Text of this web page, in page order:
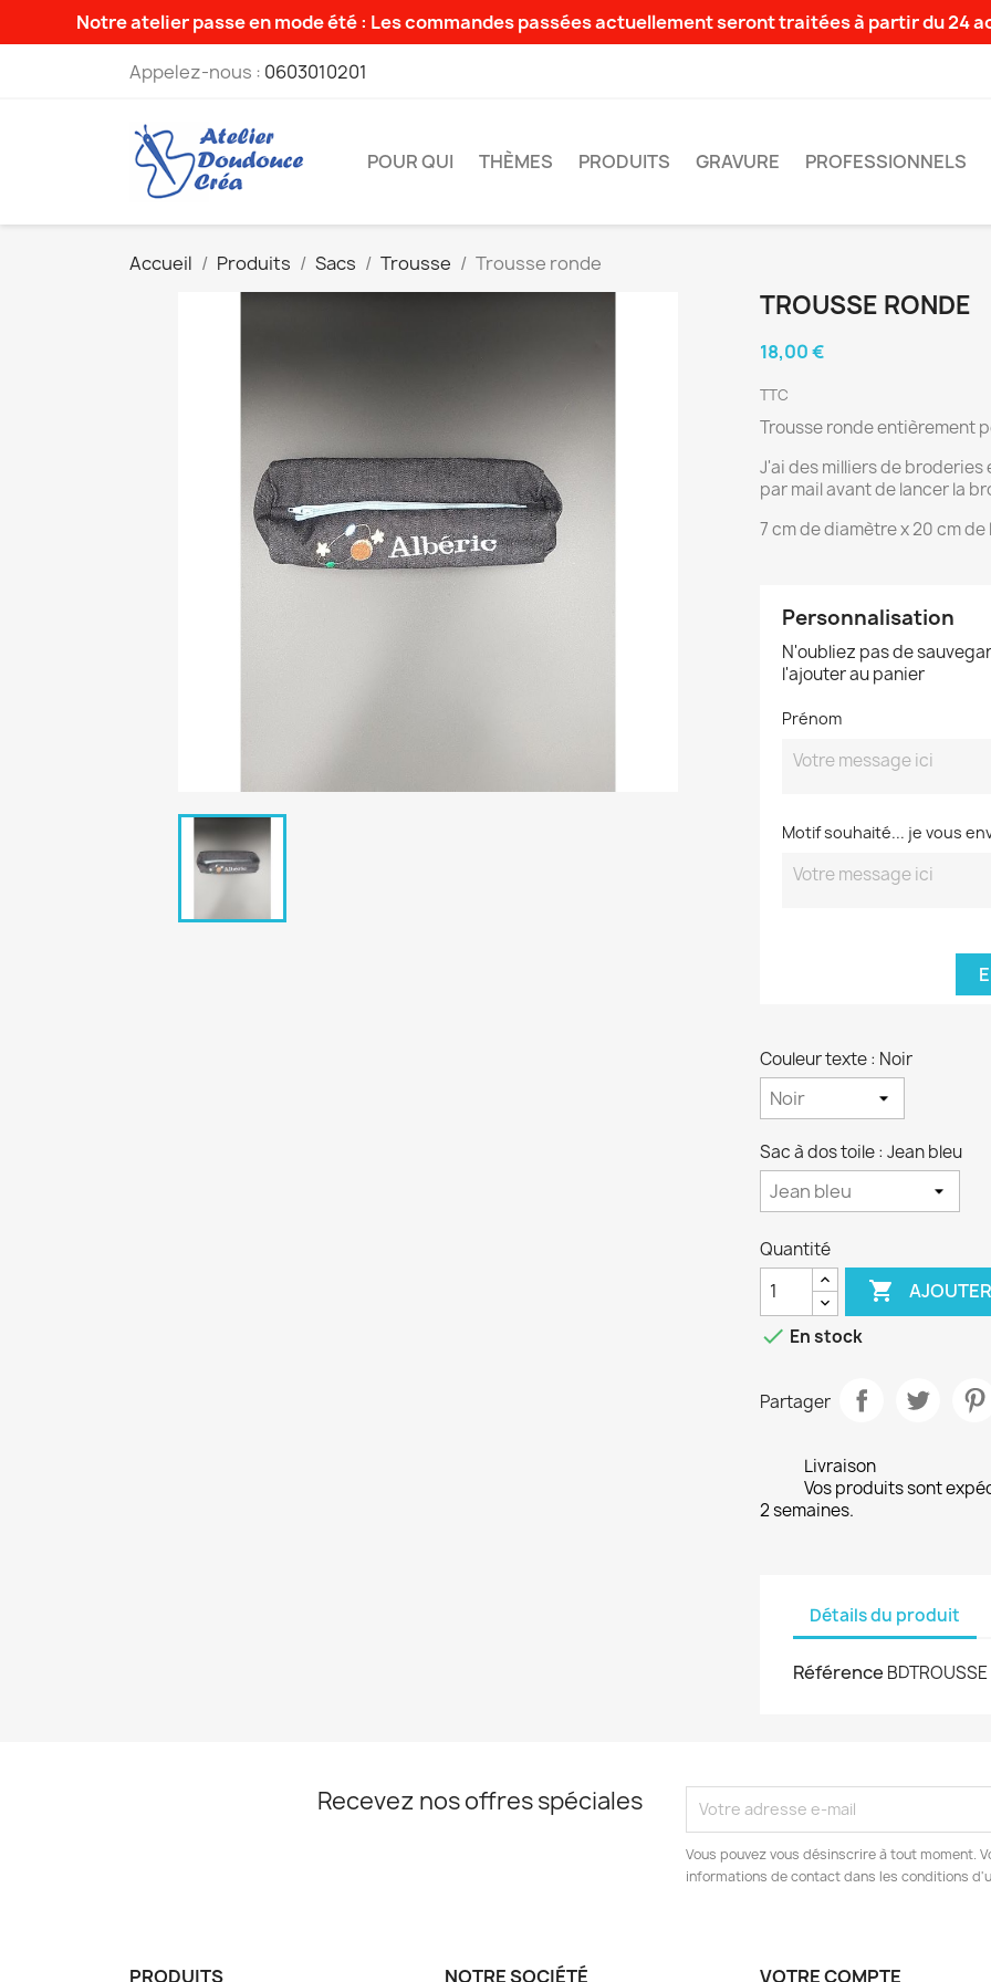
Notre atelier passe en mode été : Les commandes passées actuellement seront traitées à partir du 24
Appelez-nous : 0603010201
POUR QUI THÈMES PRODUITS GRAVURE PROFESSIONNELS
Accueil Produits Sacs Trousse Trousse ronde
TROUSSE RONDE
18,00 €
TTC
Trousse ronde entièrement
J'ai des milliers de
par mail avant de lancer la
7 cm de diamètre x 20 cm de
Personnalisation
N'oubliez pas de
l'ajouter au panier
Prénom
Motif souhaité... je vous
Couleur texte : Noir
Sac à dos toile : Jean bleu
Quantité

 En stock
Partager
Livraison
Vos produits sont
2 semaines.
Détails du produit
Référence BDTROUSSE
Recevez nos offres spéciales
Vous pouvez vous désinscrire à tout moment.
informations de contact dans les conditions
PRODUITS NOTRE SOCIÉTÉ VOTRE COMPTE